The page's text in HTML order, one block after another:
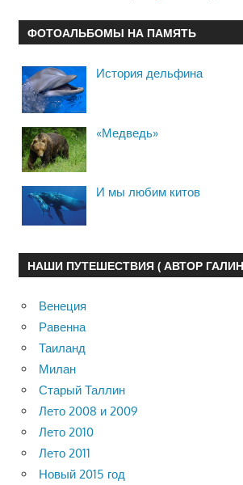
ФОТОАЛЬБОМЫ НА ПАМЯТЬ
История дельфина
«Медведь»
И мы любим китов
НАШИ ПУТЕШЕСТВИЯ ( АВТОР
Венеция
Равенна
Таиланд
Милан
Старый Таллин
Лето 2008 и 2009
Лето 2010
Лето 2011
Новый 2015 год